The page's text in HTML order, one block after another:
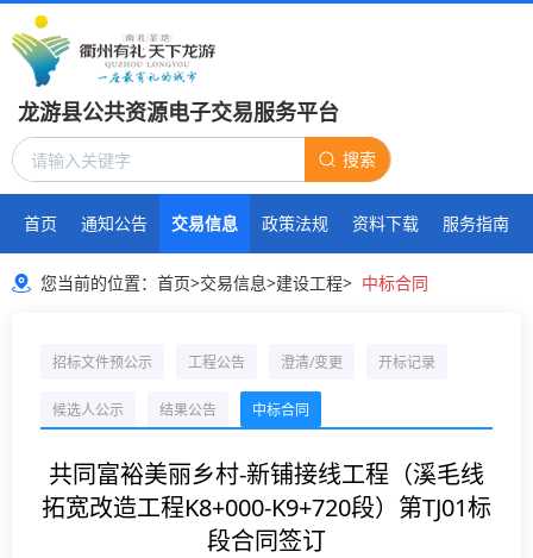
龙游县公共资源电子交易服务平台
搜索
首页 通知公告 交易信息 政策法规 资料下载 服务指南
您当前的位置： 首页>交易信息>建设工程> 中标合同
招标文件预公示 工程公告 澄清/变更 开标记录
候选人公示 结果公告 中标合同
共同富裕美丽乡村-新铺接线工程（溪毛线
拓宽改造工程K8+000-K9+720段）第TJ01标
段合同签订